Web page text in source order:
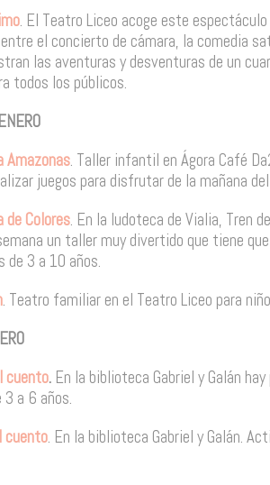
. El Teatro Liceo acoge este
el concierto de cámara, la comedia
las aventuras y desventuras de un
todos los públicos.
Amazonas. Taller infantil en Ágora Café
juegos para disfrutar de la mañana
de Colores. En la ludoteca de Vialia, Tren
un taller muy divertido que tiene
de 3 a 10 años.
. Teatro familiar en el Teatro Liceo para
cuento. En la biblioteca Gabriel y Galán
3 a 6 años.
cuento. En la biblioteca Gabriel y Galán.